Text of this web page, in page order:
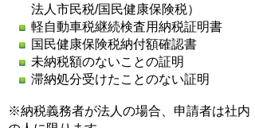
法人市民税/国民健康保険税）
軽自動車税継続検査用納税証明書
国民健康保険税納付額確認書
未納税額のないことの証明
滞納処分受けたことのない証明
※納税義務者が法人の場合、申請者は社内